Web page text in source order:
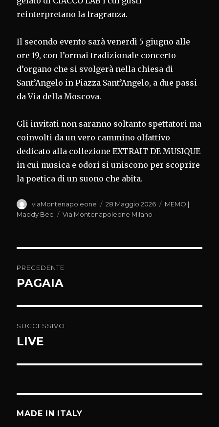
reinterpretano la fragranza.
Il secondo evento sarà venerdì 5 giugno alle
ore 19, con l’ormai tradizionale concerto
d’organo che si svolgerà nella chiesa di
Sant’Angelo in Piazza Sant’Angelo, a due passi
da Via della Moscova.
Gli invitati non saranno soltanto spettatori ma
coinvolti da un vero cammino olfattivo
dedicato alla collezione EXTRAIT DE MUSIQUE
in cui musica e odori si uniscono per scoprire
la poetica di un suono che abita.
Autore
viaMontenapoleone
Pubblicato
il
28 Maggio 2026 Categorie
MEMO |
Maddy Bee
Tag
Via Montenapoleone Milano
articoli
PRECEDENTE
Articolo
PAGAIA
SUCCESSIVO
Articolo
LIVE
MADE IN ITALY